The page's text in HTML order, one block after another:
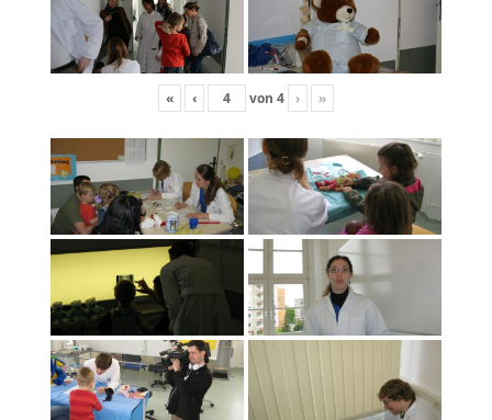
« ‹ von 4 › »